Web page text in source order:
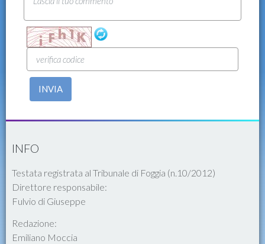
INVIA
INFO
Testata registrata al Tribunale di Foggia (n.10/2012)
Direttore responsabile:
Fulvio di Giuseppe
Redazione:
Emiliano Moccia